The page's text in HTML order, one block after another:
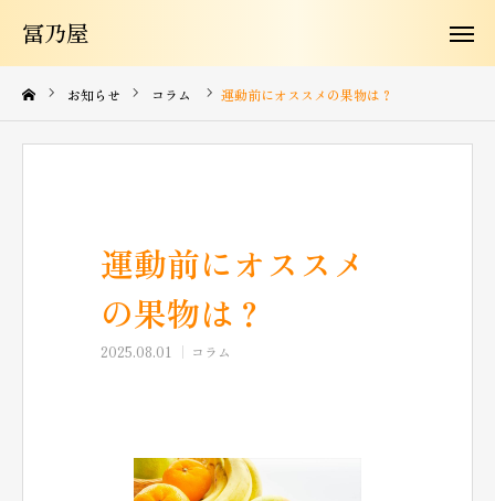
冨乃屋
お知らせ コラム 運動前にオススメの果物は？
運動前にオススメ
の果物は？
2025.08.01 コラム
冨乃屋
冨乃屋について
商品紹介
お問い合わせ